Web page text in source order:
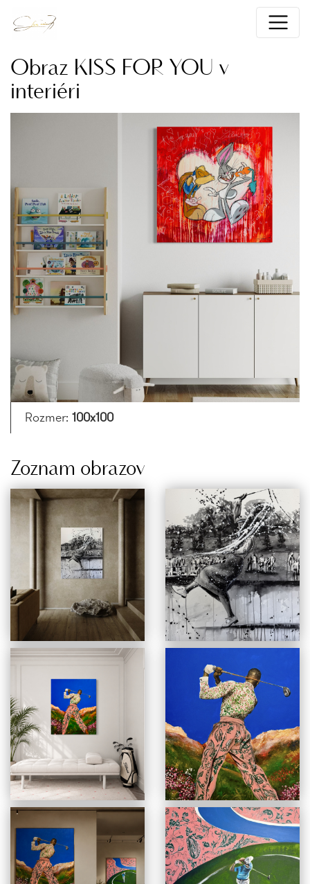
Obraz KISS FOR YOU v
interiéri
Rozmer: 100x100
Zoznam obrazov